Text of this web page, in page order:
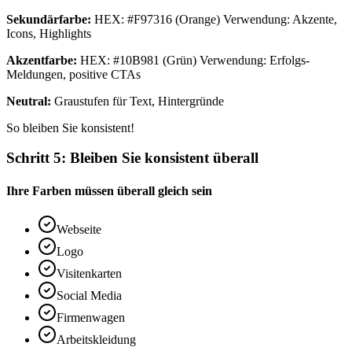
Sekundärfarbe: HEX: #F97316 (Orange) Verwendung: Akzente,
Icons, Highlights
Akzentfarbe: HEX: #10B981 (Grün) Verwendung: Erfolgs-
Meldungen, positive CTAs
Neutral: Graustufen für Text, Hintergründe
So bleiben Sie konsistent!
Schritt 5: Bleiben Sie konsistent überall
Ihre Farben müssen überall gleich sein
Webseite
Logo
Visitenkarten
Social Media
Firmenwagen
Arbeitskleidung